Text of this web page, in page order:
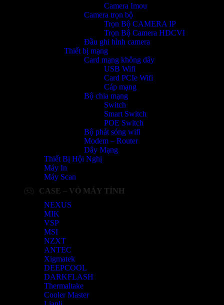
Camera Imou
Camera trọn bộ
Trọn Bộ CAMERA IP
Trọn Bộ Camera HDCVI
Đầu ghi hình camera
Thiết bị mạng
Card mạng không dây
USB Wifi
Card PCIe Wifi
Cáp mạng
Bộ chia mạng
Switch
Smart Switch
POE Switch
Bộ phát sóng wifi
Modem – Router
Dây Mạng
Thiết Bị Hội Nghị
Máy In
Máy Scan
CASE – VỎ MÁY TÍNH
NEXUS
MIK
VSP
MSI
NZXT
ANTEC
Xigmatek
DEEPCOOL
DARKFLASH
Thermaltake
Cooler Master